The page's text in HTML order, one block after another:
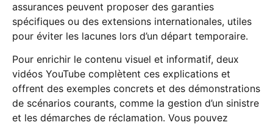
assurances peuvent proposer des garanties
spécifiques ou des extensions internationales, utiles
pour éviter les lacunes lors d’un départ temporaire.
Pour enrichir le contenu visuel et informatif, deux
vidéos YouTube complètent ces explications et
offrent des exemples concrets et des démonstrations
de scénarios courants, comme la gestion d’un sinistre
et les démarches de réclamation. Vous pouvez